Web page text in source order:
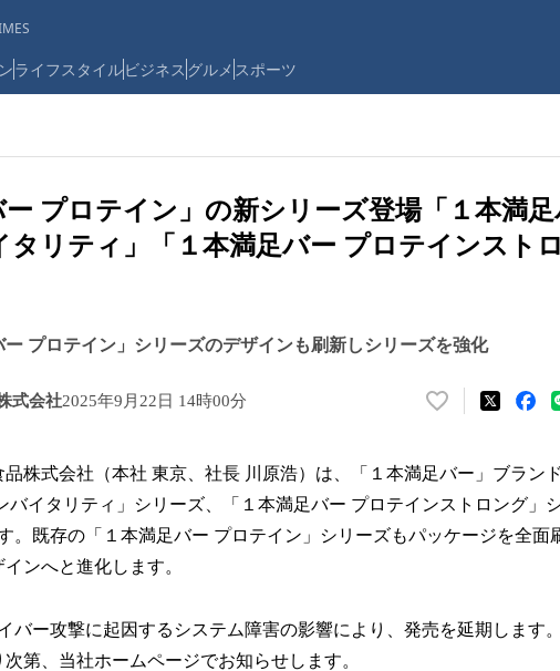
ライフスタイルビジネス グルメ スポーツ
ー プロテイン」の新シリーズ登場「１本満
タリティ」「１本満足バー プロテインストロ
ー プロテイン」シリーズのデザインも刷新しシリーズを強化
式会社2025年9月22日 14時00分
い
！
数
を
み
中
株式会社（本社 東京、社長 川原浩）は、「１本満足バー」ブラン
バイタリティ」シリーズ、「１本満足バー プロテインストロング」
。既存の「１本満足バー プロテイン」シリーズもパッケージを全面
ンへと進化します。
バー攻撃に起因するシステム障害の影響により、発売を延期します
第、当社ホームページでお知らせします。